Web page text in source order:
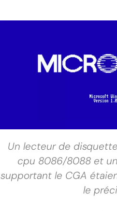
Un lecteur de
cpu 8086/8088 et
supportant le CGA
le